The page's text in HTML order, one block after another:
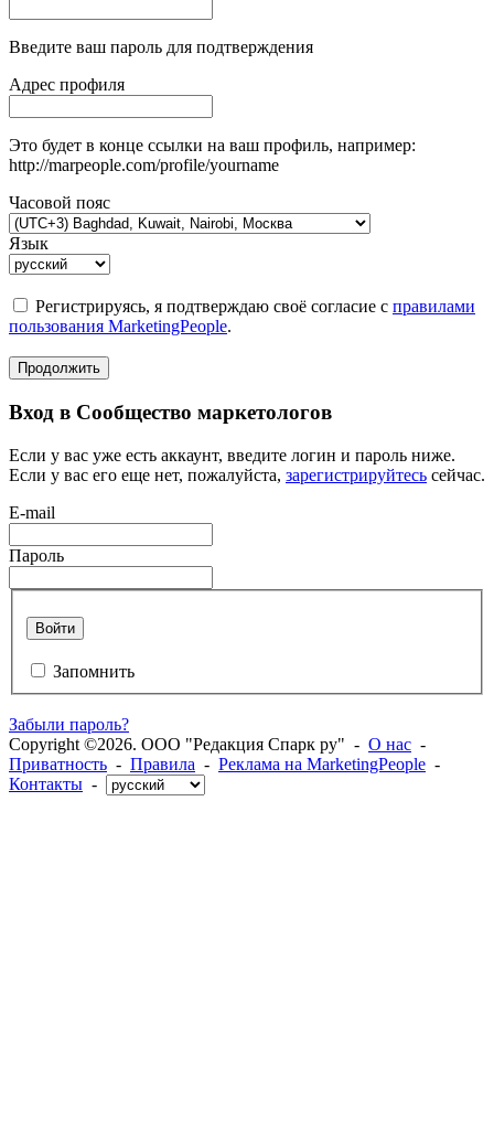
Введите ваш пароль для подтверждения
Адрес профиля
Это будет в конце ссылки на ваш профиль, например:
http://marpeople.com/profile/yourname
Часовой пояс
Язык
Регистрируясь, я подтверждаю своё согласие с правилами
пользования MarketingPeople.
Продолжить
Вход в Сообщество маркетологов
Если у вас уже есть аккаунт, введите логин и пароль ниже.
Если у вас его еще нет, пожалуйста, зарегистрируйтесь сейчас.
E-mail
Пароль
Войти
Запомнить
Забыли пароль?
Copyright ©2026. ООО "Редакция Спарк ру" - О нас -
Приватность - Правила - Реклама на MarketingPeople -
Контакты -